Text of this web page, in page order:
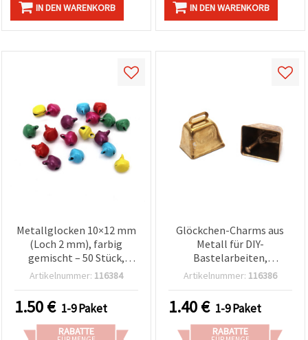
IN DEN WARENKORB IN DEN WARENKORB
Metallglocken 10×12 mm
(Loch 2 mm), farbig
gemischt – 50 Stück,
Bastelzubehör für DIY &
Artikelnummer: 116384
1.50€ 1-9 Paket
RABATTE
Glöckchen-Charms aus
Metall für DIY-
Bastelarbeiten,
goldfarben, 25 x 20 mm,
Artikelnummer: 116386
1.40€ 1-9 Paket
RABATTE